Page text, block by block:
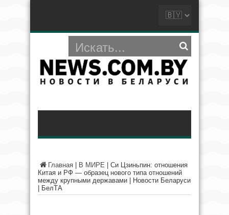
Главная В МИРЕ
Си Цзиньпин: отношения
Китая и РФ — образец нового типа отношений
между крупными державами | Новости Беларуси
| БелТА